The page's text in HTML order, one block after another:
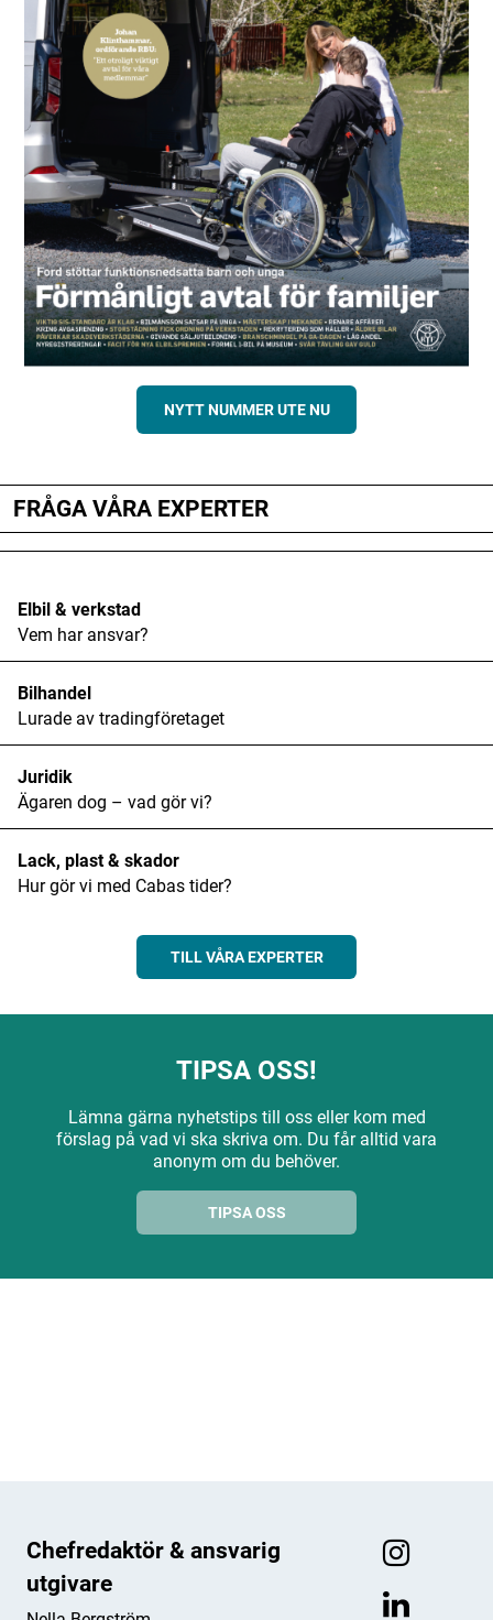
NYTT NUMMER UTE NU
FRÅGA VÅRA EXPERTER
Elbil & verkstad
Vem har ansvar?
Bilhandel
Lurade av tradingföretaget
Juridik
Ägaren dog – vad gör vi?
Lack, plast & skador
Hur gör vi med Cabas tider?
TILL VÅRA EXPERTER
TIPSA OSS!
Lämna gärna nyhetstips till oss eller kom med
förslag på vad vi ska skriva om. Du får alltid vara
anonym om du behöver.
TIPSA OSS
Chefredaktör & ansvarig
utgivare